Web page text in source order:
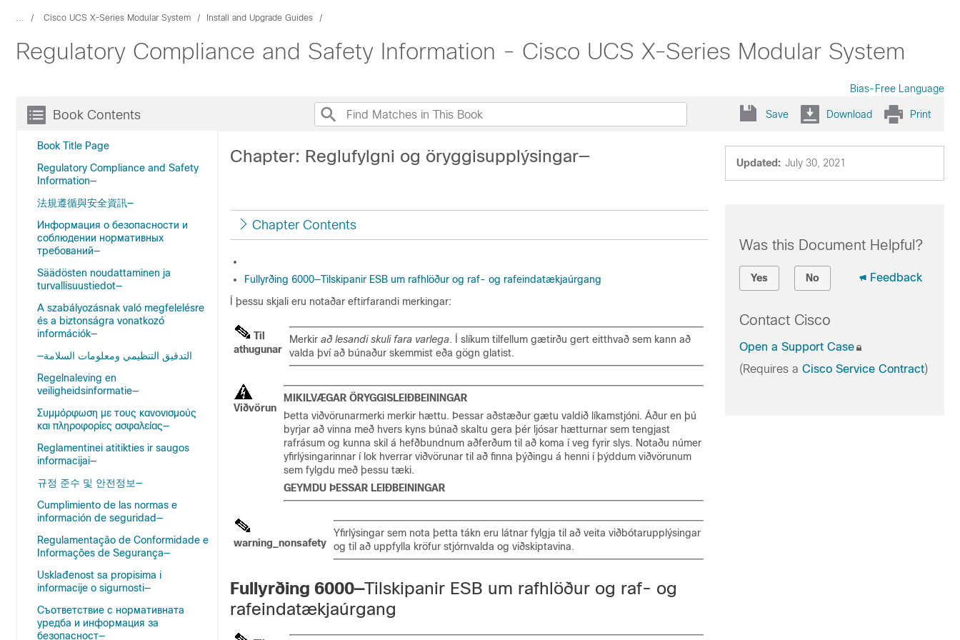
... Cisco UCS X-Series Modular System Install and Upgrade Guides
Regulatory Compliance and Safety Information - Cisco UCS X-Series Modular System
Bias-Free Language
Book Contents
Book Title Page
Regulatory Compliance and Safety
Information—
法規遵循與安全資訊—
Информация о безопасности и
соблюдении нормативных
требований—
Säädösten noudattaminen ja
turvallisuustiedot—
A szabályozásnak való megfelelésre
és a biztonságra vonatkozó
információk—
—التدقيق التنظيمي ومعلومات السلامة
Regelnaleving en
veiligheidsinformatie—
Συμμόρφωση με τους κανονισμούς
και πληροφορίες ασφαλείας—
Reglamentinei atitikties ir saugos
informacijai—
규정 준수 및 안전정보—
Cumplimiento de las normas e
información de seguridad—
Regulamentação de Conformidade e
Informações de Segurança—
Usklađenost sa propisima i
informacije o sigurnosti—
Съответствие с нормативната
уредба и информация за
безопасност—
Save Download Print
Updated: July 30, 2021
Chapter: Reglufylgni og öryggisupplýsingar—
Chapter Contents
Fullyrðing 6000—Tilskipanir ESB um rafhlöður og raf- og rafeindatækjaúrgang
Í þessu skjali eru notaðar eftirfarandi merkingar:
Til
athugunar
Merkir að lesandi skuli fara varlega. Í slíkum tilfellum gætirðu gert eitthvað sem kann að
valda því að búnaður skemmist eða gögn glatist.
Viðvörun
MIKILVÆGAR ÖRYGGISLEIÐBEININGAR
Þetta viðvörunarmerki merkir hættu. Þessar aðstæður gætu valdið líkamstjóni. Áður en þú
byrjar að vinna með hvers kyns búnað skaltu gera þér ljósar hætturnar sem tengjast
rafrásum og kunna skil á hefðbundnum aðferðum til að koma í veg fyrir slys. Notaðu númer
yfirlýsingarinnar í lok hverrar viðvörunar til að finna þýðingu á henni í þýddum viðvörunum
sem fylgdu með þessu tæki.
GEYMDU ÞESSAR LEIÐBEININGAR
warning_nonsafety
Yfirlýsingar sem nota þetta tákn eru látnar fylgja til að veita viðbótarupplýsingar
og til að uppfylla kröfur stjórnvalda og viðskiptavina.
Fullyrðing 6000—Tilskipanir ESB um rafhlöður og raf- og
rafeindatækjaúrgang
Was this Document Helpful?
Yes No Feedback
Contact Cisco
Open a Support Case
(Requires a Cisco Service Contract)